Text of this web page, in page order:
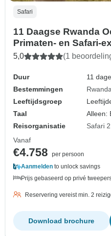
Safari
11 Daagse Rwanda
Primaten- en Safari-
5,0 (1
Duur
11
Bestemmingen
Rwanda
Leeftijdsgroep
Taal
Alleen:
Reisorganisatie
Safari
Vanaf
€4.758
per persoon
Aanmelden to unlock savings
Prijs gebaseerd op privé
Reservering vereist min. 2
Download brochure